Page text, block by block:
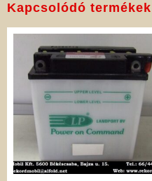
Kapcsolódó termékek